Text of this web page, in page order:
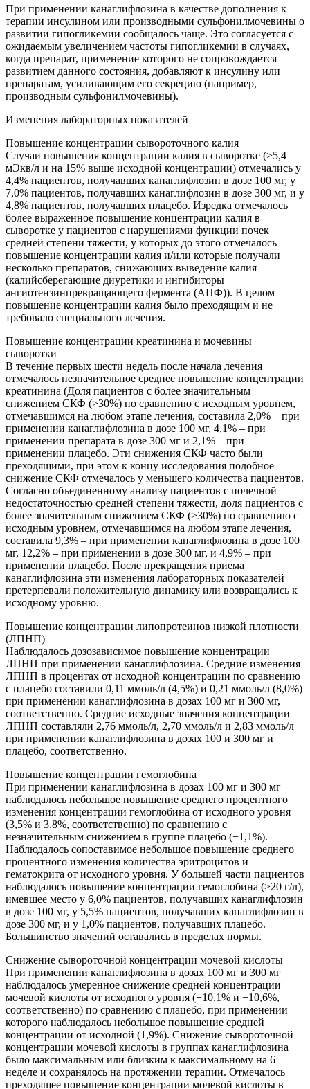
При применении канаглифлозина в качестве дополнения к
терапии инсулином или производными сульфонилмочевины о
развитии гипогликемии сообщалось чаще. Это согласуется с
ожидаемым увеличением частоты гипогликемии в случаях,
когда препарат, применение которого не сопровождается
развитием данного состояния, добавляют к инсулину или
препаратам, усиливающим его секрецию (например,
производным сульфонилмочевины).
Изменения лабораторных показателей
Повышение концентрации сывороточного калия
Случаи повышения концентрации калия в сыворотке (>5,4
мЭкв/л и на 15% выше исходной концентрации) отмечались у
4,4% пациентов, получавших канаглифлозин в дозе 100 мг, у
7,0% пациентов, получавших канаглифлозин в дозе 300 мг, и у
4,8% пациентов, получавших плацебо. Изредка отмечалось
более выраженное повышение концентрации калия в
сыворотке у пациентов с нарушениями функции почек
средней степени тяжести, у которых до этого отмечалось
повышение концентрации калия и/или которые получали
несколько препаратов, снижающих выведение калия
(калийсберегающие диуретики и ингибиторы
ангиотензинпревращающего фермента (АПФ)). В целом
повышение концентрации калия было преходящим и не
требовало специального лечения.
Повышение концентрации креатинина и мочевины
сыворотки
В течение первых шести недель после начала лечения
отмечалось незначительное среднее повышение концентрации
креатинина (Доля пациентов с более значительным
снижением СКФ (>30%) по сравнению с исходным уровнем,
отмечавшимся на любом этапе лечения, составила 2,0% – при
применении канаглифлозина в дозе 100 мг, 4,1% – при
применении препарата в дозе 300 мг и 2,1% – при
применении плацебо. Эти снижения СКФ часто были
преходящими, при этом к концу исследования подобное
снижение СКФ отмечалось у меньшего количества пациентов.
Согласно объединенному анализу пациентов с почечной
недостаточностью средней степени тяжести, доля пациентов с
более значительным снижением СКФ (>30%) по сравнению с
исходным уровнем, отмечавшимся на любом этапе лечения,
составила 9,3% – при применении канаглифлозина в дозе 100
мг, 12,2% – при применении в дозе 300 мг, и 4,9% – при
применении плацебо. После прекращения приема
канаглифлозина эти изменения лабораторных показателей
претерпевали положительную динамику или возвращались к
исходному уровню.
Повышение концентрации липопротеинов низкой плотности
(ЛПНП)
Наблюдалось дозозависимое повышение концентрации
ЛПНП при применении канаглифлозина. Средние изменения
ЛПНП в процентах от исходной концентрации по сравнению
с плацебо составили 0,11 ммоль/л (4,5%) и 0,21 ммоль/л (8,0%)
при применении канаглифлозина в дозах 100 мг и 300 мг,
соответственно. Средние исходные значения концентрации
ЛПНП составляли 2,76 ммоль/л, 2,70 ммоль/л и 2,83 ммоль/л
при применении канаглифлозина в дозах 100 и 300 мг и
плацебо, соответственно.
Повышение концентрации гемоглобина
При применении канаглифлозина в дозах 100 мг и 300 мг
наблюдалось небольшое повышение среднего процентного
изменения концентрации гемоглобина от исходного уровня
(3,5% и 3,8%, соответственно) по сравнению с
незначительным снижением в группе плацебо (−1,1%).
Наблюдалось сопоставимое небольшое повышение среднего
процентного изменения количества эритроцитов и
гематокрита от исходного уровня. У большей части пациентов
наблюдалось повышение концентрации гемоглобина (>20 г/л),
имевшее место у 6,0% пациентов, получавших канаглифлозин
в дозе 100 мг, у 5,5% пациентов, получавших канаглифлозин в
дозе 300 мг, и у 1,0% пациентов, получавших плацебо.
Большинство значений оставались в пределах нормы.
Снижение сывороточной концентрации мочевой кислоты
При применении канаглифлозина в дозах 100 мг и 300 мг
наблюдалось умеренное снижение средней концентрации
мочевой кислоты от исходного уровня (−10,1% и −10,6%,
соответственно) по сравнению с плацебо, при применении
которого наблюдалось небольшое повышение средней
концентрации от исходной (1,9%). Снижение сывороточной
концентрации мочевой кислоты в группах канаглифлозина
было максимальным или близким к максимальному на 6
неделе и сохранялось на протяжении терапии. Отмечалось
преходящее повышение концентрации мочевой кислоты в